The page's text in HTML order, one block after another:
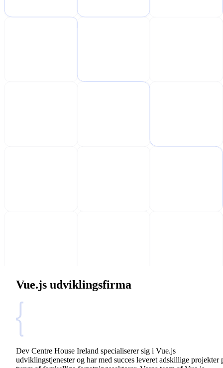
Vue.js udviklingsfirma
Dev Centre House Ireland specialiserer sig i Vue.js
udviklingstjenester og har med succes leveret adskillige projekter